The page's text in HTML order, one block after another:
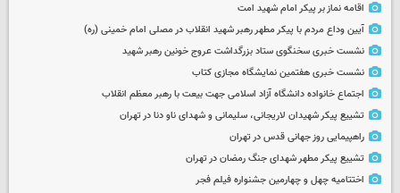
اقامه نماز بر پیکر امام شهید امت
آیین وداع مردم با پیکر مطهر رهبر شهید انقلاب در مصلی امام خمینی (ره)
نشست خبری سخنگوی ستاد بزرگداشت عروج خونین رهبر شهید
نشست خبری هفتمین نمایشگاه مجازی کتاب
اجتماع خانواده دانشگاه آزاد اسلامی جهت بیعت با رهبر معظم انقلاب
تشییع پیکر شهیدان لاریجانی، سلیمانی و شهدای ناو دنا در تهران
راهپیمایی روز جهانی قدس در تهران
تشییع پیکر مطهر شهدای جنگ رمضان در تهران
اختتامیه چهل و چهارمین جشنواره فیلم فجر